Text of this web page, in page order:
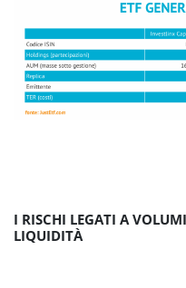
I RISCHI LEGATI A
LIQUIDITÀ